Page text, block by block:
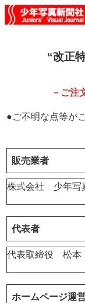
“改正
－ご注
●ご不明な点等が
販売業者
株式会社 少年写
代表者
代表取締役 松
ホームページ運